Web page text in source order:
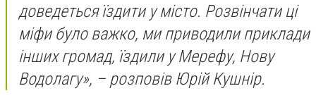
доведеться їздити у місто. Розвінчати ці
міфи було важко, ми приводили приклади
інших громад, їздили у Мерефу, Нову
Водолагу», – розповів Юрій Кушнір.